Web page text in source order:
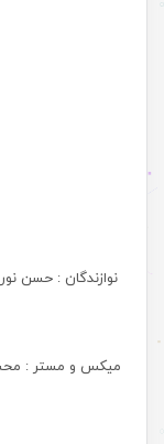
نوازندگان : حسن
میکس و مستر :